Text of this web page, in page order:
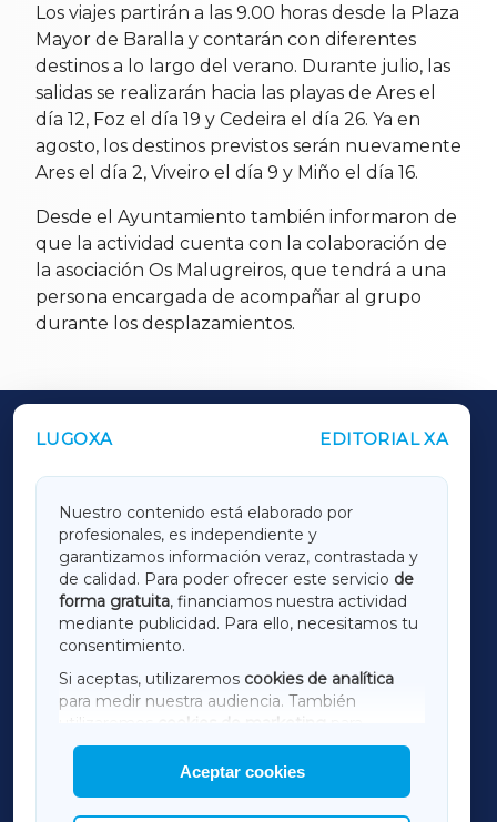
Los viajes partirán a las 9.00 horas desde la Plaza
Mayor de Baralla y contarán con diferentes
destinos a lo largo del verano. Durante julio, las
salidas se realizarán hacia las playas de Ares el
día 12, Foz el día 19 y Cedeira el día 26. Ya en
agosto, los destinos previstos serán nuevamente
Ares el día 2, Viveiro el día 9 y Miño el día 16.
Desde el Ayuntamiento también informaron de
que la actividad cuenta con la colaboración de
la asociación Os Malugreiros, que tendrá a una
persona encargada de acompañar al grupo
durante los desplazamientos.
LUGOXA EDITORIAL XA
Nuestro contenido está elaborado por
profesionales, es independiente y
garantizamos información veraz, contrastada y
de calidad. Para poder ofrecer este servicio de
forma gratuita, financiamos nuestra actividad
mediante publicidad. Para ello, necesitamos tu
consentimiento.
Si aceptas, utilizaremos cookies de analítica
para medir nuestra audiencia. También
utilizaremos
cookies de marketing
mostrar publicidad de terceros.
Asimismo, puedes personalizar la elección de
las cookies que deseas permitir.
Aceptar cookies
OUTROS PERIÓDICOS
LUGOXA
TERRACHAXA
AMARIÑAXA
RIBEIRASACRAXA